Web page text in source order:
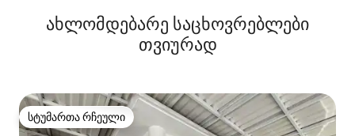
ახლომდებარე საცხოვრებლები
თვიურად
სტუმართა რჩეული
სტუმართა რჩეული